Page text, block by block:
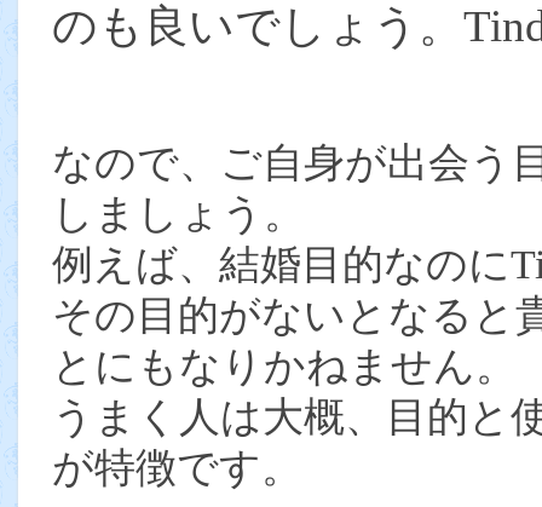
のも良いでしょう。
なので、ご自身が出会う
しましょう。
例えば、結婚目的なのに
その目的がないとなると
とにもなりかねません。
うまく人は大概、目的と
が特徴です。